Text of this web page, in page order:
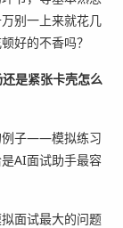
别一上来就花几
好的不香吗？
是紧张卡壳怎么
例子——模拟练习
AI面试助手最容
面试最大的问题